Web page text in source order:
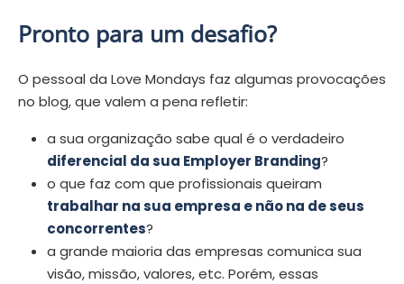
Pronto para um desafio?
O pessoal da Love Mondays faz algumas provocações
no blog, que valem a pena refletir:
a sua organização sabe qual é o verdadeiro
diferencial da sua Employer Branding?
o que faz com que profissionais queiram
trabalhar na sua empresa e não na de seus
concorrentes?
a grande maioria das empresas comunica sua
visão, missão, valores, etc. Porém, essas